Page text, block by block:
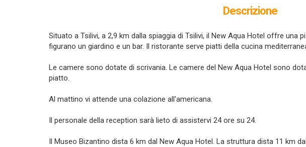
Descrizione
Situato a Tsilivi, a 2,9 km dalla spiaggia di Tsilivi, il New Aqua Hotel offre una
figurano un giardino e un bar. Il ristorante serve piatti della cucina
Le camere sono dotate di scrivania. Le camere del New Aqua Hotel sono
piatto.
Al mattino vi attende una colazione all'americana.
Il personale della reception sarà lieto di assistervi 24 ore su 24.
Il Museo Bizantino dista 6 km dal New Aqua Hotel. La struttura dista 11 km